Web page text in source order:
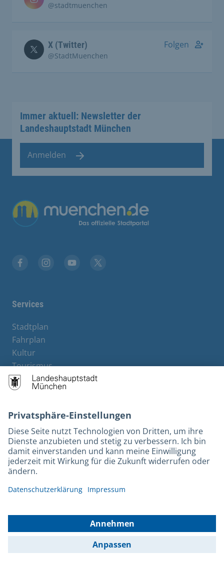
@stadtmuenchen
X (Twitter)
@StadtMuenchen
Folgen
Immer aktuell: Newsletter der
Landeshauptstadt München
Anmelden
Übergreifende Links
Services
Stadtplan
Fahrplan
Kultur
Tourismus
M-Strom
Bürgerservice
Rechtliches und Kontakt
Barrierefreiheit
Leichte Sprache
Gebärdensprache
Kontakt